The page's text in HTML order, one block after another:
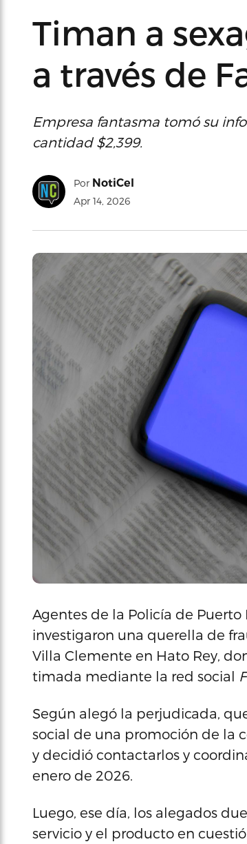
Timan a
a través de
Empresa fantasma tomó su
cantidad $2,399.
Por NotiCel
Apr 14, 2026
Agentes de la Policía de Puerto
investigaron una querella de
Villa Clemente en Hato Rey,
timada mediante la red social
Según alegó la perjudicada,
social de una promoción de la
y decidió contactarlos y
enero de 2026.
Luego, ese día, los alegados
servicio y el producto en